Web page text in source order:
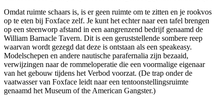
Omdat ruimte schaars is, is er geen ruimte om te zitten en je rookvos
op te eten bij Foxface zelf. Je kunt het echter naar een tafel brengen
op een steenworp afstand in een aangrenzend bedrijf genaamd de
William Barnacle Tavern. Dit is een geruststellende sombere reep
waarvan wordt gezegd dat deze is ontstaan ​​als een speakeasy.
Modelschepen en andere nautische parafernalia zijn bezaaid,
verwijzingen naar de rommeloperatie die een voormalige eigenaar
van het gebouw tijdens het Verbod voorzat. (De trap onder de
vaatwasser van Foxface leidt naar een tentoonstellingsruimte
genaamd het Museum of the American Gangster.)